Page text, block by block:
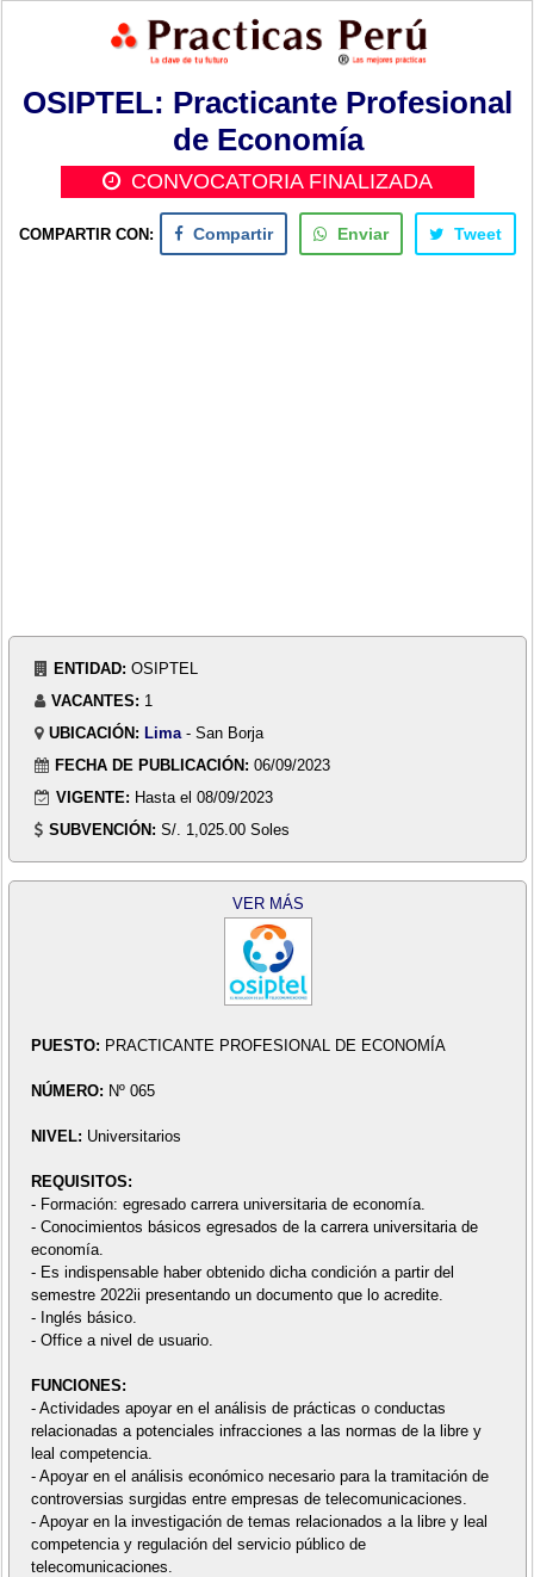
OSIPTEL: Practicante Profesional
de Economía
CONVOCATORIA FINALIZADA
COMPARTIR CON: Compartir Enviar Tweet
ENTIDAD: OSIPTEL
VACANTES: 1
UBICACIÓN: Lima - San Borja
FECHA DE PUBLICACIÓN: 06/09/2023
VIGENTE: Hasta el 08/09/2023
SUBVENCIÓN: S/. 1,025.00 Soles
VER MÁS
PUESTO: PRACTICANTE PROFESIONAL DE ECONOMÍA
NÚMERO: Nº 065
NIVEL: Universitarios
REQUISITOS:
- Formación: egresado carrera universitaria de economía.
- Conocimientos básicos egresados de la carrera universitaria de
economía.
- Es indispensable haber obtenido dicha condición a partir del
semestre 2022ii presentando un documento que lo acredite.
- Inglés básico.
- Office a nivel de usuario.
FUNCIONES:
- Actividades apoyar en el análisis de prácticas o conductas
relacionadas a potenciales infracciones a las normas de la libre y
leal competencia.
- Apoyar en el análisis económico necesario para la tramitación de
controversias surgidas entre empresas de telecomunicaciones.
- Apoyar en la investigación de temas relacionados a la libre y leal
competencia y regulación del servicio público de
telecomunicaciones.